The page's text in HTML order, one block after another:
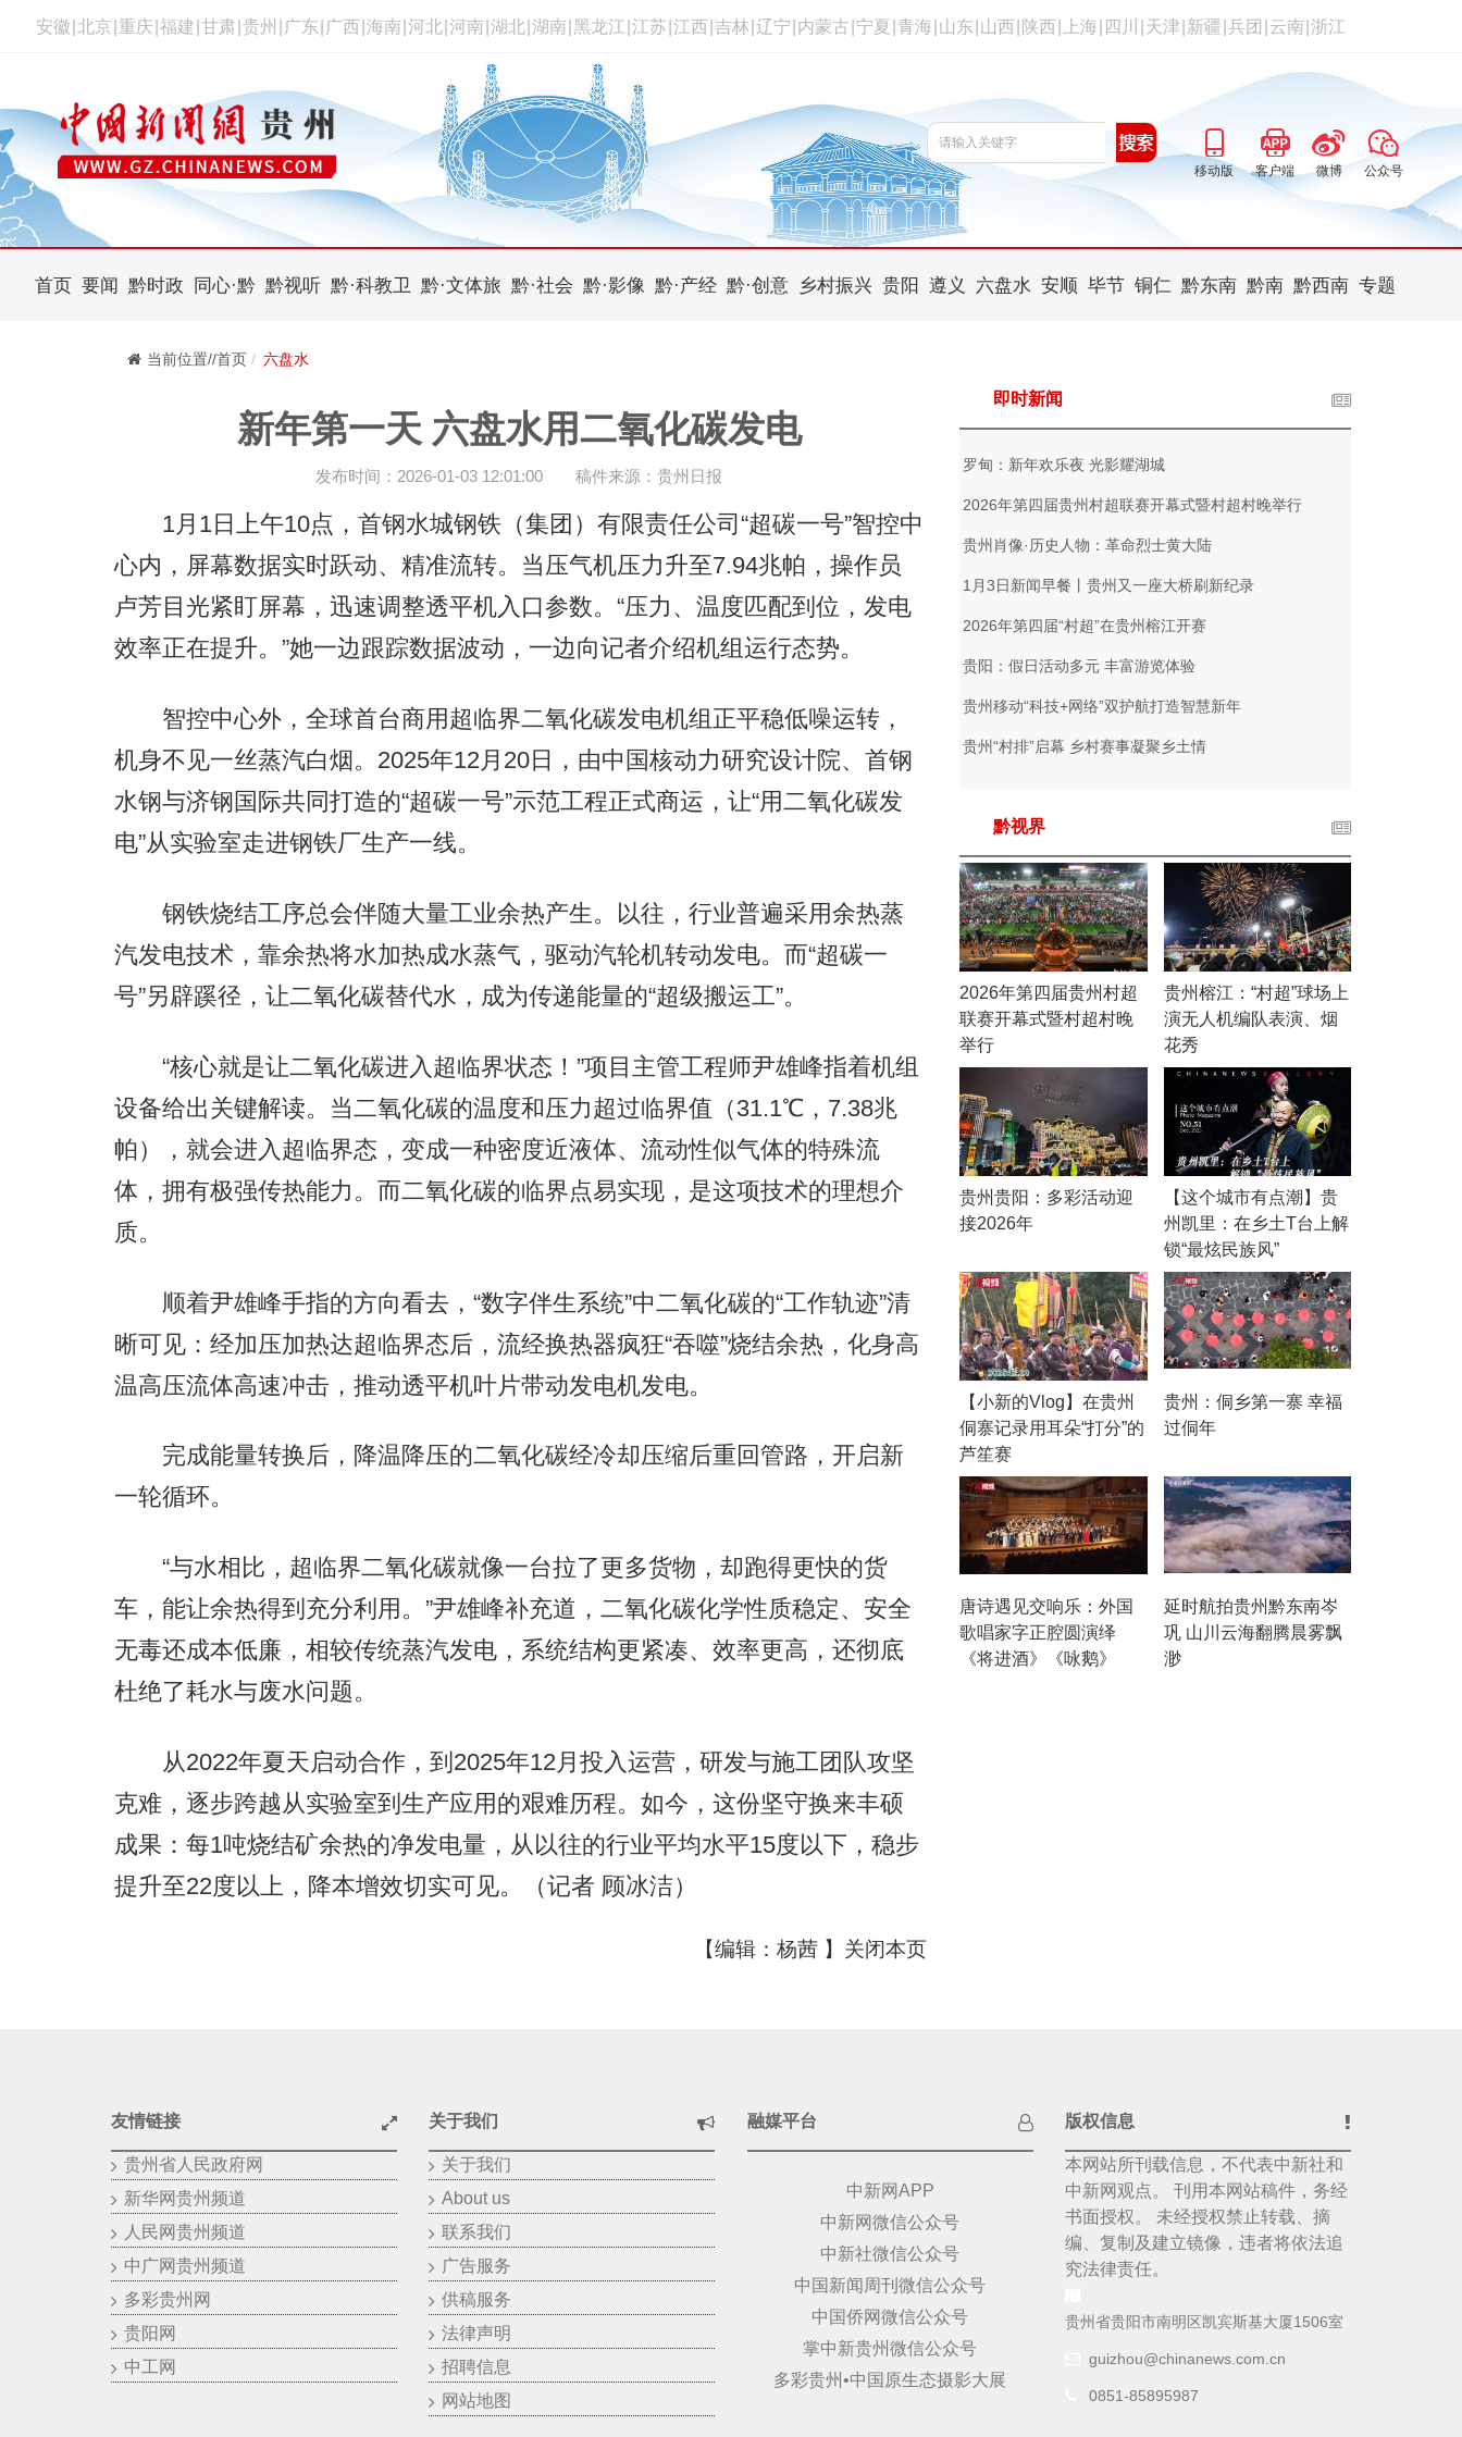
安徽 北京 重庆 福建 甘肃 贵州 广东 广西 海南 河北 河南 湖北 湖南 黑龙江 江苏 江西 吉林 辽宁 内蒙古 宁夏 青海 山东 山西 陕西 上海 四川 天津 新疆 兵团 云南 浙江
移动版 客户端 微博 公众号
首页 要闻 黔时政 同心·黔 黔视听 黔·科教卫 黔·文体旅 黔·社会 黔·影像 黔·产经 黔·创意 乡村振兴 贵阳 遵义 六盘水 安顺 毕节 铜仁 黔东南 黔南 黔西南 专题
当前位置//首页 六盘水
新年第一天 六盘水用二氧化碳发电
发布时间：2026-01-03 12:01:00 稿件来源：贵州日报
1月1日上午10点，首钢水城钢铁（集团）有限责任公司“超碳一号”智控中
心内，屏幕数据实时跃动、精准流转。当压气机压力升至7.94兆帕，操作员
卢芳目光紧盯屏幕，迅速调整透平机入口参数。“压力、温度匹配到位，发电
效率正在提升。”她一边跟踪数据波动，一边向记者介绍机组运行态势。
智控中心外，全球首台商用超临界二氧化碳发电机组正平稳低噪运转，
机身不见一丝蒸汽白烟。2025年12月20日，由中国核动力研究设计院、首钢
水钢与济钢国际共同打造的“超碳一号”示范工程正式商运，让“用二氧化碳发
电”从实验室走进钢铁厂生产一线。
钢铁烧结工序总会伴随大量工业余热产生。以往，行业普遍采用余热蒸
汽发电技术，靠余热将水加热成水蒸气，驱动汽轮机转动发电。而“超碳一
号”另辟蹊径，让二氧化碳替代水，成为传递能量的“超级搬运工”。
“核心就是让二氧化碳进入超临界状态！”项目主管工程师尹雄峰指着机组
设备给出关键解读。当二氧化碳的温度和压力超过临界值（31.1℃，7.38兆
帕），就会进入超临界态，变成一种密度近液体、流动性似气体的特殊流
体，拥有极强传热能力。而二氧化碳的临界点易实现，是这项技术的理想介
质。
顺着尹雄峰手指的方向看去，“数字伴生系统”中二氧化碳的“工作轨迹”清
晰可见：经加压加热达超临界态后，流经换热器疯狂“吞噬”烧结余热，化身高
温高压流体高速冲击，推动透平机叶片带动发电机发电。
完成能量转换后，降温降压的二氧化碳经冷却压缩后重回管路，开启新
一轮循环。
“与水相比，超临界二氧化碳就像一台拉了更多货物，却跑得更快的货
车，能让余热得到充分利用。”尹雄峰补充道，二氧化碳化学性质稳定、安全
无毒还成本低廉，相较传统蒸汽发电，系统结构更紧凑、效率更高，还彻底
杜绝了耗水与废水问题。
从2022年夏天启动合作，到2025年12月投入运营，研发与施工团队攻坚
克难，逐步跨越从实验室到生产应用的艰难历程。如今，这份坚守换来丰硕
成果：每1吨烧结矿余热的净发电量，从以往的行业平均水平15度以下，稳步
提升至22度以上，降本增效切实可见。（记者 顾冰洁）
【编辑：杨茜 】 关闭本页
即时新闻
罗甸：新年欢乐夜 光影耀湖城
2026年第四届贵州村超联赛开幕式暨村超村晚举行
贵州肖像·历史人物：革命烈士黄大陆
1月3日新闻早餐丨贵州又一座大桥刷新纪录
2026年第四届“村超”在贵州榕江开赛
贵阳：假日活动多元 丰富游览体验
贵州移动“科技+网络”双护航打造智慧新年
贵州“村排”启幕 乡村赛事凝聚乡土情
黔视界
2026年第四届贵州村超
联赛开幕式暨村超村晚
举行
贵州榕江：“村超”球场上
演无人机编队表演、烟
花秀
贵州贵阳：多彩活动迎
接2026年
【这个城市有点潮】贵
州凯里：在乡土T台上解
锁“最炫民族风”
【小新的Vlog】在贵州
侗寨记录用耳朵“打分”的
芦笙赛
贵州：侗乡第一寨 幸福
过侗年
唐诗遇见交响乐：外国
歌唱家字正腔圆演绎
《将进酒》《咏鹅》
延时航拍贵州黔东南岑
巩 山川云海翻腾晨雾飘
渺
友情链接
贵州省人民政府网
新华网贵州频道
人民网贵州频道
中广网贵州频道
多彩贵州网
贵阳网
中工网
关于我们
关于我们
About us
联系我们
广告服务
供稿服务
法律声明
招聘信息
网站地图
融媒平台
中新网APP
中新网微信公众号
中新社微信公众号
中国新闻周刊微信公众号
中国侨网微信公众号
掌中新贵州微信公众号
多彩贵州•中国原生态摄影大展
版权信息
本网站所刊载信息，不代表中新社和
中新网观点。 刊用本网站稿件，务经
书面授权。 未经授权禁止转载、摘
编、复制及建立镜像，违者将依法追
究法律责任。
贵州省贵阳市南明区凯宾斯基大厦1506室
guizhou@chinanews.com.cn
0851-85895987